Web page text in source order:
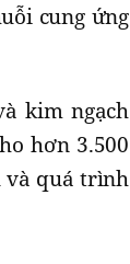
cung ứng
kim ngạch
hơn 3.500
và quá trình